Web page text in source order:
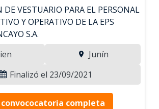
VESTUARIO PARA EL PERSONAL
Y OPERATIVO DE LA EPS
S.A.
Junín
Finalizó el 23/09/2021
convococatoria completa